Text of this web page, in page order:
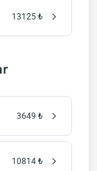
13125 ₺
3649 ₺
10814 ₺